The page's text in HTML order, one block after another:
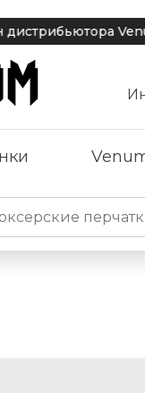
Venum